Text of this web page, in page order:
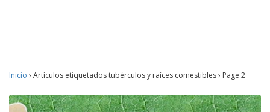
Inicio › Artículos etiquetados tubérculos y raíces comestibles› Page 2